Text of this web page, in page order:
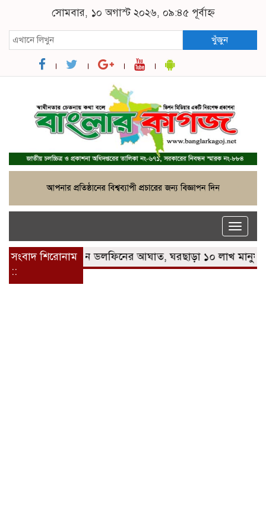
সোমবার, ১০ অগাস্ট ২০২৬, ০৯:৪৫ পূর্বাহ্ন
খুঁজুন
Toggle
সংবাদ শিরোনাম
::
টাইফুন ডলফিনের আঘাত, ঘরছাড়া ১০ লাখ মানুষ